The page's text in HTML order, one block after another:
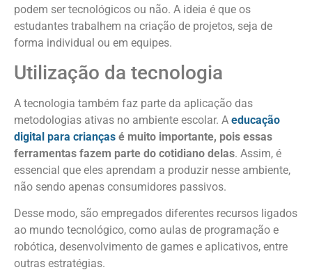
podem ser tecnológicos ou não. A ideia é que os
estudantes trabalhem na criação de projetos, seja de
forma individual ou em equipes.
Utilização da tecnologia
A tecnologia também faz parte da aplicação das
metodologias ativas no ambiente escolar. A educação
digital para crianças é muito importante, pois essas
ferramentas fazem parte do cotidiano delas. Assim, é
essencial que eles aprendam a produzir nesse ambiente,
não sendo apenas consumidores passivos.
Desse modo, são empregados diferentes recursos ligados
ao mundo tecnológico, como aulas de programação e
robótica, desenvolvimento de games e aplicativos, entre
outras estratégias.